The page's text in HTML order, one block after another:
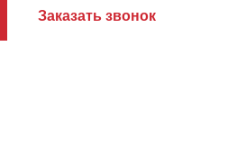
Заказать звонок